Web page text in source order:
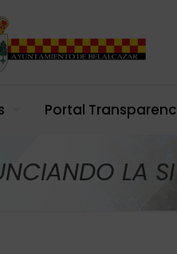
Portal
LA